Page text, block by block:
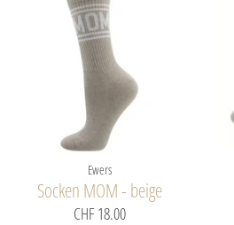
Ewers
Socken MOM - beige
CHF 18.00